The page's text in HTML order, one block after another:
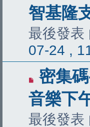
智基隆
最後發表
07-24 ,
密集
音樂下
最後發表